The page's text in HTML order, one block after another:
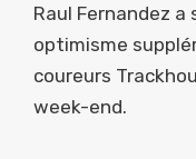
Raul Fernandez a
optimisme
coureurs
week-end.